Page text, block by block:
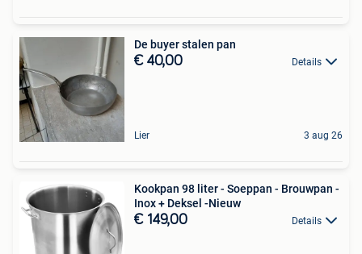
De buyer stalen pan
€ 40,00 Details
Lier 3 aug 26
Kookpan 98 liter - Soeppan - Brouwpan -
Inox + Deksel -Nieuw
€ 149,00 Details